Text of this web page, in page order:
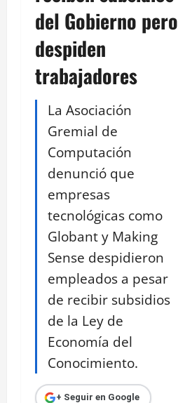
del Gobierno pero
despiden
trabajadores
La Asociación
Gremial de
Computación
denunció que
empresas
tecnológicas como
Globant y Making
Sense despidieron
empleados a pesar
de recibir subsidios
de la Ley de
Economía del
Conocimiento.
+ Seguir en Google